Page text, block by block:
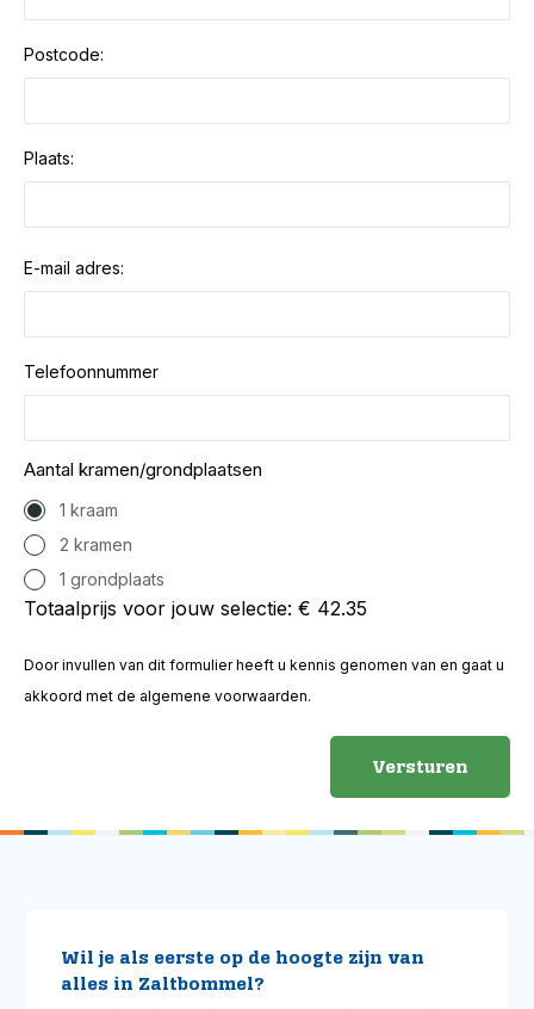
Postcode:
Plaats:
E-mail adres:
Telefoonnummer
Aantal kramen/grondplaatsen
1 kraam
2 kramen
1 grondplaats
Totaalprijs voor jouw selectie: € 42.35
Door invullen van dit formulier heeft u kennis genomen van en gaat u
akkoord met de algemene voorwaarden.
Versturen
Wil je als eerste op de hoogte zijn van
alles in Zaltbommel?